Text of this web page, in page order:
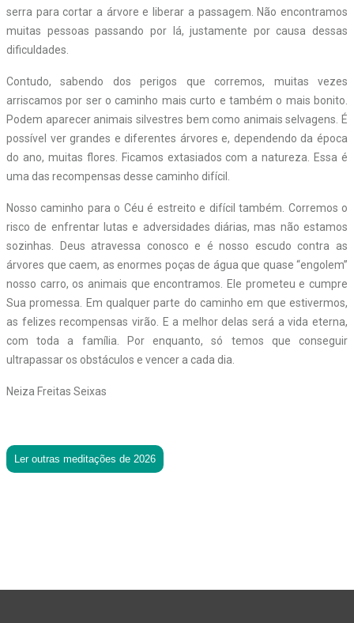
serra para cortar a árvore e liberar a passagem. Não encontramos
muitas pessoas passando por lá, justamente por causa dessas
dificuldades.
Contudo, sabendo dos perigos que corremos, muitas vezes
arriscamos por ser o caminho mais curto e também o mais bonito.
Podem aparecer animais silvestres bem como animais selvagens. É
possível ver grandes e diferentes árvores e, dependendo da época
do ano, muitas flores. Ficamos extasiados com a natureza. Essa é
uma das recompensas desse caminho difícil.
Nosso caminho para o Céu é estreito e difícil também. Corremos o
risco de enfrentar lutas e adversidades diárias, mas não estamos
sozinhas. Deus atravessa conosco e é nosso escudo contra as
árvores que caem, as enormes poças de água que quase “engolem”
nosso carro, os animais que encontramos. Ele prometeu e cumpre
Sua promessa. Em qualquer parte do caminho em que estivermos,
as felizes recompensas virão. E a melhor delas será a vida eterna,
com toda a família. Por enquanto, só temos que conseguir
ultrapassar os obstáculos e vencer a cada dia.
Neiza Freitas Seixas
Ler outras meditações de 2026